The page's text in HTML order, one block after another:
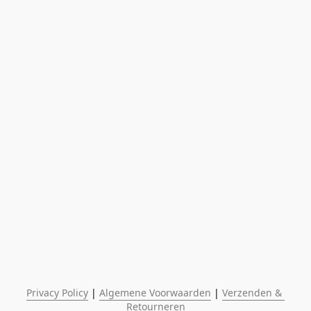
Privacy Policy | Algemene Voorwaarden | Verzenden &
Retourneren